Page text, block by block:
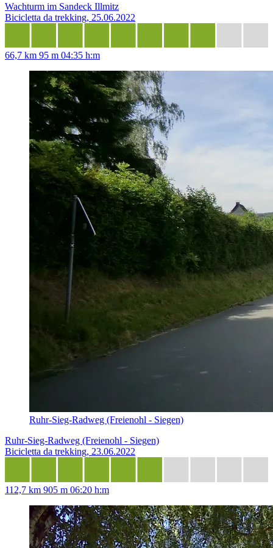
Wachturm im Sandeck Illmitz
Bicicletta da trekking, 25.06.2022
66,7 km 95 m 04:35 h:m
Ruhr-Sieg-Radweg (Freienohl - Siegen)
Ruhr-Sieg-Radweg (Freienohl - Siegen)
Bicicletta da trekking, 23.06.2022
112,7 km 905 m 06:20 h:m